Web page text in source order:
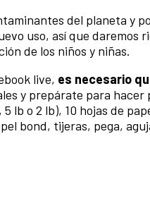
del planeta y
uso, así que daremos
de los niños y niñas.
live, es necesario
y prepárate para hacer
lb o 2 lb), 10 hojas de
bond, tijeras, pega,